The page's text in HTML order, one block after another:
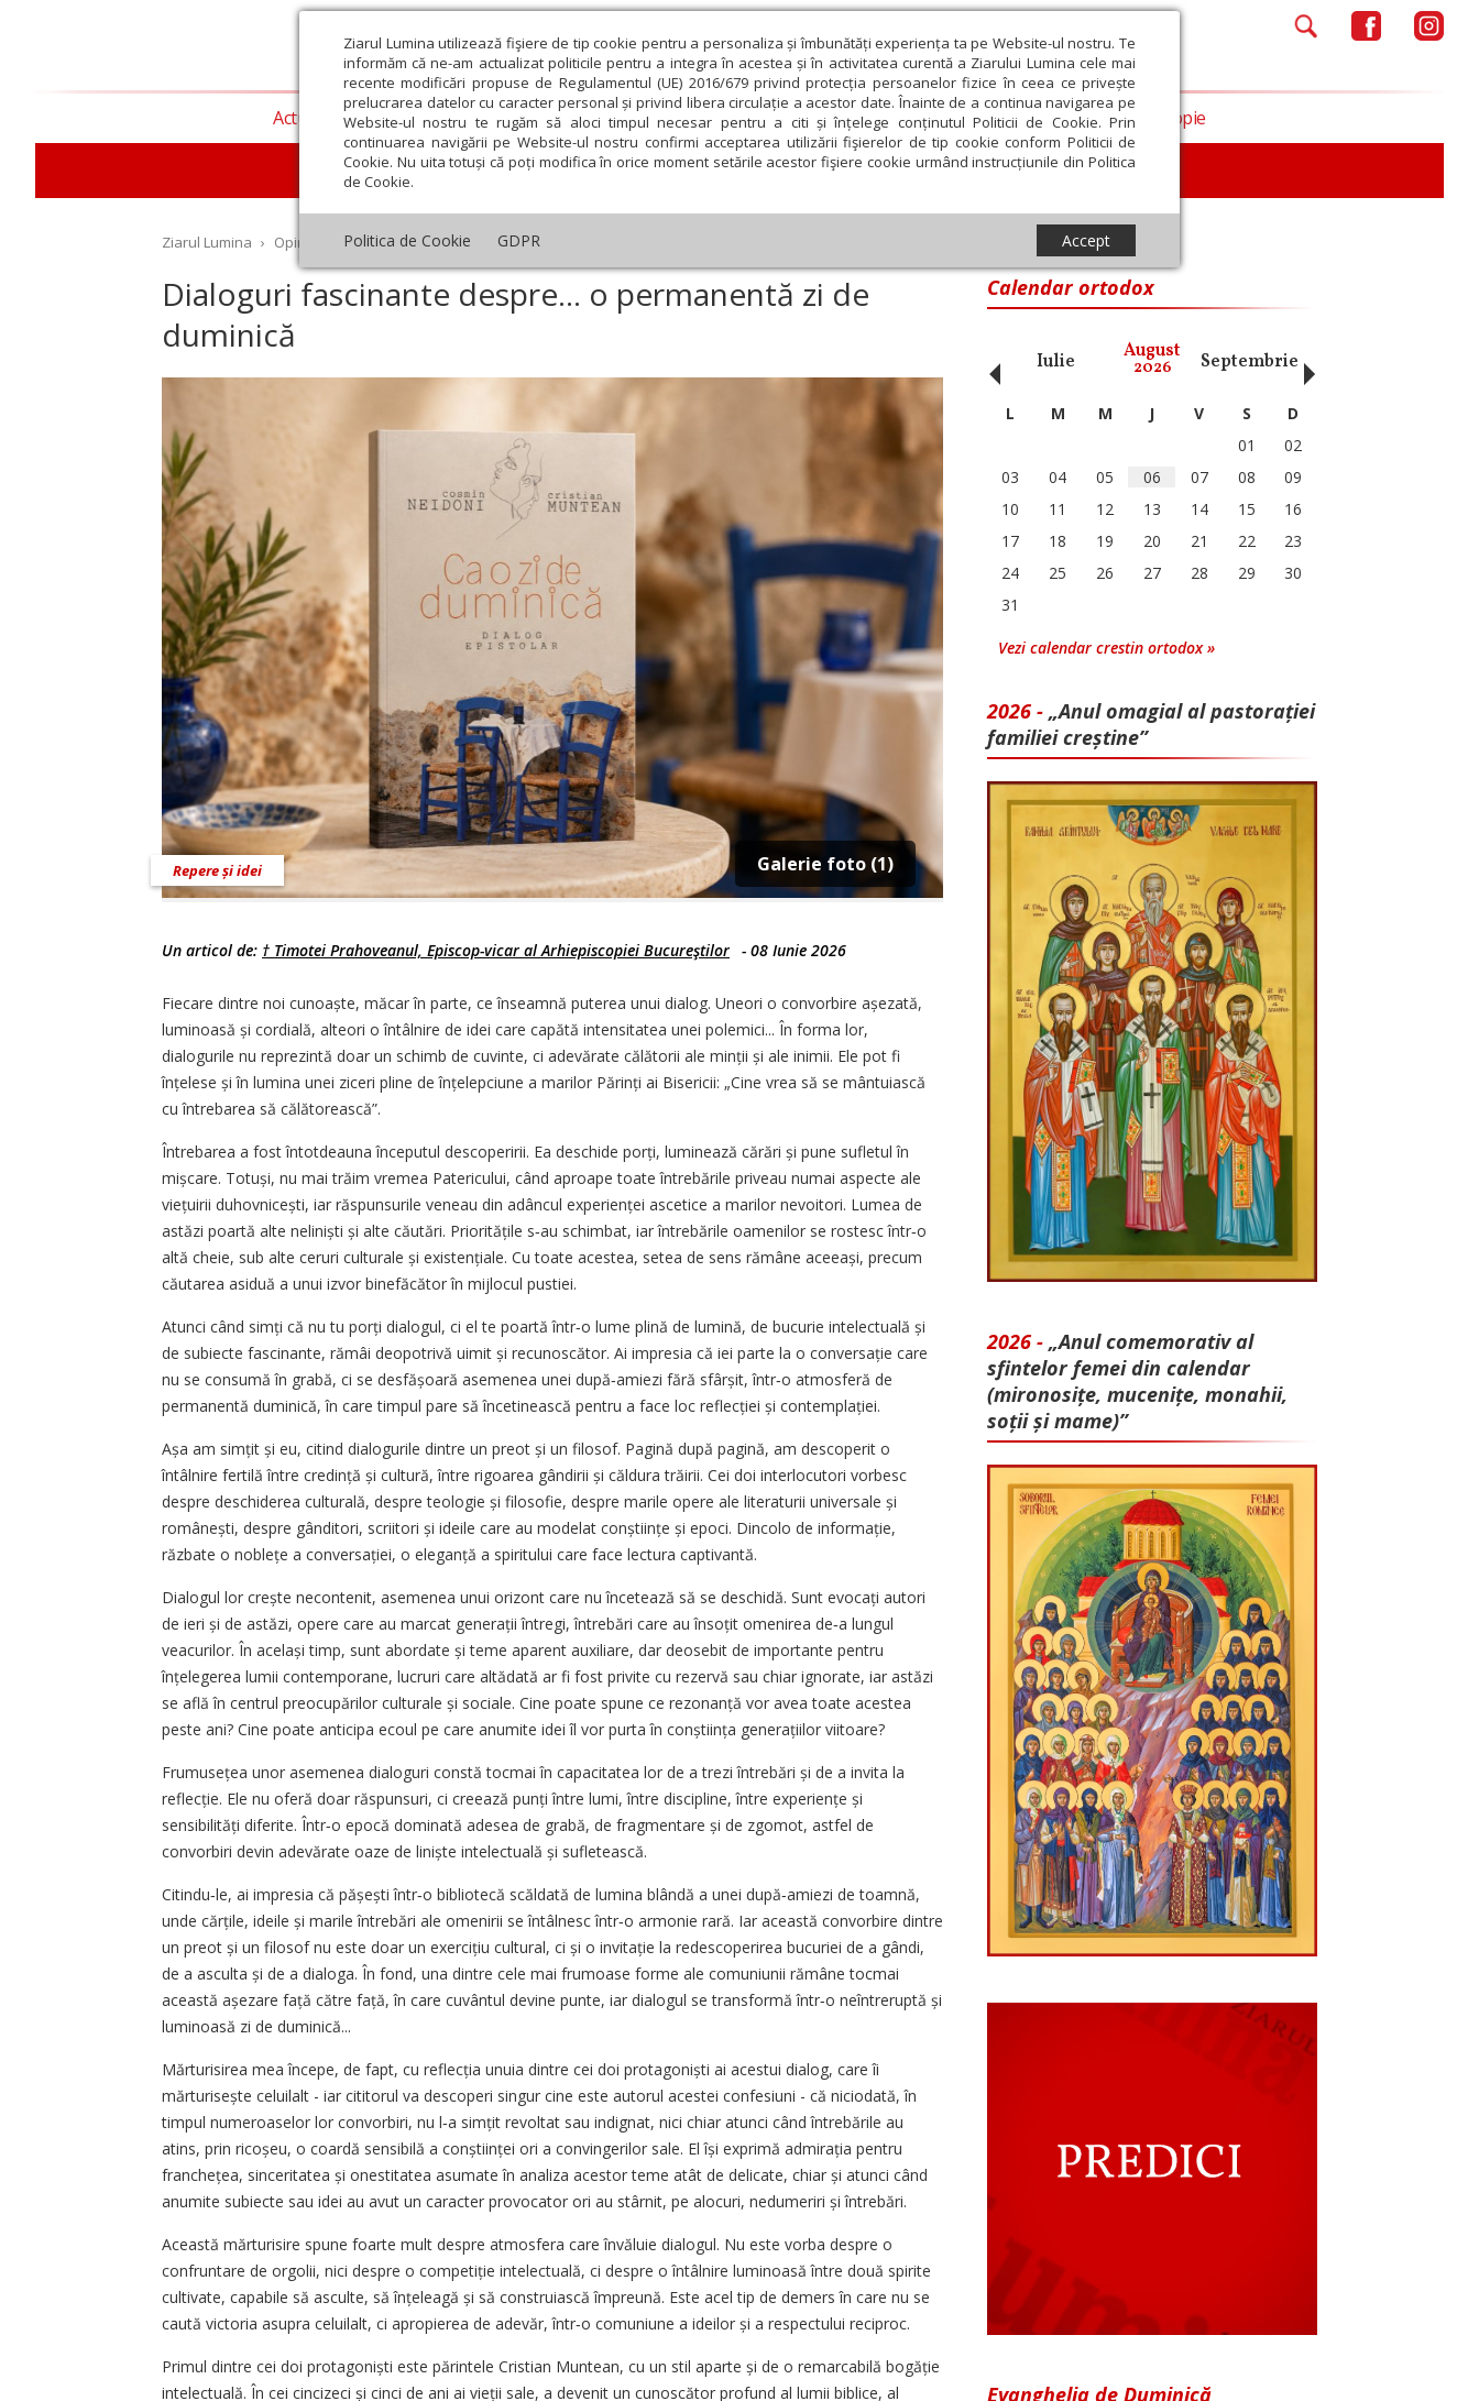
Ziarul Lumina utilizează fişiere de tip cookie pentru a personaliza și îmbunătăți experiența ta pe Website-ul nostru. Te
informăm că ne-am actualizat politicile pentru a integra în acestea și în activitatea curentă a Ziarului Lumina cele mai
recente modificări propuse de Regulamentul (UE) 2016/679 privind protecția persoanelor fizice în ceea ce privește
prelucrarea datelor cu caracter personal și privind libera circulație a acestor date. Înainte de a continua navigarea pe
Website-ul nostru te rugăm să aloci timpul necesar pentru a citi și înțelege conținutul Politicii de Cookie. Prin
continuarea navigării pe Website-ul nostru confirmi acceptarea utilizării fişierelor de tip cookie conform Politicii de
Cookie. Nu uita totuși că poți modifica în orice moment setările acestor fişiere cookie urmând instrucțiunile din Politica
de Cookie.
Politica de Cookie GDPR Accept
Actualitate religioasă Teologie și spiritualitate Educaţie și Cultură Societate Opinii
Editorial Repere și idei Pilda zilei
Filantropie
Ziarul Lumina › Opinii Repere și idei › Dialoguri fascinante despre... o permanentă zi de duminică
Dialoguri fascinante despre... o permanentă zi de
duminică
Galerie foto (1)
Repere și idei
Un articol de: † Timotei Prahoveanul, Episcop-vicar al Arhiepiscopiei Bucureştilor - 08 Iunie 2026
Fiecare dintre noi cunoaște, măcar în parte, ce înseamnă puterea unui dialog. Uneori o convorbire așezată,
luminoasă și cordială, alteori o întâlnire de idei care capătă intensitatea unei polemici... În forma lor,
dialogurile nu reprezintă doar un schimb de cuvinte, ci adevărate călătorii ale minții și ale inimii. Ele pot fi
înțelese și în lumina unei ziceri pline de înțelepciune a marilor Părinți ai Bisericii: „Cine vrea să se mântuiască
cu întrebarea să călătorească”.
Întrebarea a fost întotdeauna începutul descoperirii. Ea deschide porți, luminează cărări și pune sufletul în
mișcare. Totuși, nu mai trăim vremea Patericului, când aproape toate întrebările priveau numai aspecte ale
viețuirii duhovnicești, iar răspunsurile veneau din adâncul experienței ascetice a marilor nevoitori. Lumea de
astăzi poartă alte neliniști și alte căutări. Prioritățile s‑au schimbat, iar întrebările oamenilor se rostesc într‑o
altă cheie, sub alte ceruri culturale și existențiale. Cu toate acestea, setea de sens rămâne aceeași, precum
căutarea asiduă a unui izvor binefăcător în mijlocul pustiei.
Atunci când simți că nu tu porți dialogul, ci el te poartă într‑o lume plină de lumină, de bucurie intelectuală și
de subiecte fascinante, rămâi deopotrivă uimit și recunoscător. Ai impresia că iei parte la o conversație care
nu se consumă în grabă, ci se desfășoară asemenea unei după‑amiezi fără sfârșit, într‑o atmosferă de
permanentă duminică, în care timpul pare să încetinească pentru a face loc reflecției și contemplației.
Așa am simțit și eu, citind dialogurile dintre un preot și un filosof. Pagină după pagină, am descoperit o
întâlnire fertilă între credință și cultură, între rigoarea gândirii și căldura trăirii. Cei doi interlocutori vorbesc
despre deschiderea culturală, despre teologie și filosofie, despre marile opere ale literaturii universale și
românești, despre gânditori, scriitori și ideile care au modelat conștiințe și epoci. Dincolo de informație,
răzbate o noblețe a conversației, o eleganță a spiritului care face lectura captivantă.
Dialogul lor crește necontenit, asemenea unui orizont care nu încetează să se deschidă. Sunt evocați autori
de ieri și de astăzi, opere care au marcat generații întregi, întrebări care au însoțit omenirea de‑a lungul
veacurilor. În același timp, sunt abordate și teme aparent auxiliare, dar deosebit de importante pentru
înțelegerea lumii contemporane, lucruri care altădată ar fi fost privite cu rezervă sau chiar ignorate, iar astăzi
se află în centrul preocupărilor culturale și sociale. Cine poate spune ce rezonanță vor avea toate acestea
peste ani? Cine poate anticipa ecoul pe care anumite idei îl vor purta în conștiința generațiilor viitoare?
Frumusețea unor asemenea dialoguri constă tocmai în capacitatea lor de a trezi întrebări și de a invita la
reflecție. Ele nu oferă doar răspunsuri, ci creează punți între lumi, între discipline, între experiențe și
sensibilități diferite. Într‑o epocă dominată adesea de grabă, de fragmentare și de zgomot, astfel de
convorbiri devin adevărate oaze de liniște intelectuală și sufletească.
Citindu‑le, ai impresia că pășești într‑o bibliotecă scăldată de lumina blândă a unei după‑amiezi de toamnă,
unde cărțile, ideile și marile întrebări ale omenirii se întâlnesc într‑o armonie rară. Iar această convorbire dintre
un preot și un filosof nu este doar un exercițiu cultural, ci și o invitație la redescoperirea bucuriei de a gândi,
de a asculta și de a dialoga. În fond, una dintre cele mai frumoase forme ale comuniunii rămâne tocmai
această așezare față către față, în care cuvântul devine punte, iar dialogul se transformă într‑o neîntreruptă și
luminoasă zi de duminică...
Mărturisirea mea începe, de fapt, cu reflecția unuia dintre cei doi protagoniști ai acestui dialog, care îi
mărturisește celuilalt - iar cititorul va descoperi singur cine este autorul acestei confesiuni - că niciodată, în
timpul numeroaselor lor convorbiri, nu l‑a simțit revoltat sau indignat, nici chiar atunci când întrebările au
atins, prin ricoșeu, o coardă sensibilă a conștiinței ori a convingerilor sale. El își exprimă admirația pentru
franchețea, sinceritatea și onestitatea asumate în analiza acestor teme atât de delicate, chiar și atunci când
anumite subiecte sau idei au avut un caracter provocator ori au stârnit, pe alocuri, nedumeriri și întrebări.
Această mărturisire spune foarte mult despre atmosfera care învăluie dialogul. Nu este vorba despre o
confruntare de orgolii, nici despre o competiție intelectuală, ci despre o întâlnire luminoasă între două spirite
cultivate, capabile să asculte, să înțeleagă și să construiască împreună. Este acel tip de demers în care nu se
caută victoria asupra celuilalt, ci apropierea de adevăr, într‑o comuniune a ideilor și a respectului reciproc.
Primul dintre cei doi protagoniști este părintele Cristian Muntean, cu un stil aparte și de o remarcabilă bogăție
intelectuală. În cei cincizeci și cinci de ani ai vieții sale, a devenit un cunoscător profund al lumii biblice, al
Calendar ortodox
Iulie August
2026 Septembrie Octombrie
‹ L M M J V S
D
01
02
03
04 05 06 07 08
09
10
11 12 13 14 15
16
17
18 19 20 21 22
23
24
25 26 27 28 29
30
31
Vezi calendar crestin ortodox »
2026 - „Anul omagial al pastorației
familiei creștine”
2026 - „Anul comemorativ al
sfintelor femei din calendar
(mironosițe, mu­cenițe, monahii,
soții și mame)”
Evanghelia de Duminică